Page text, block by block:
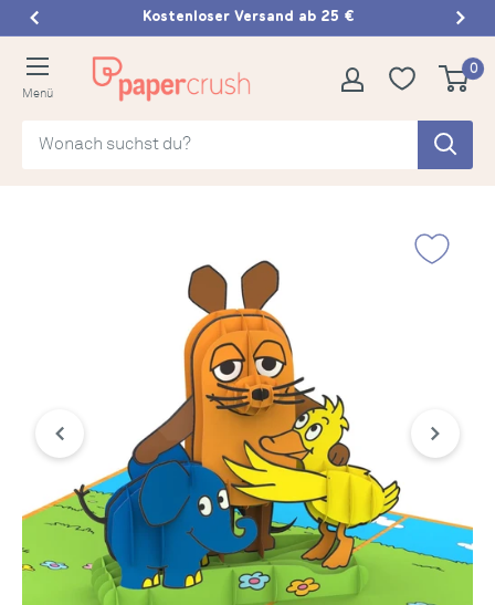
Direkt
Inhalt
Kostenloser Versand ab 25 €
Menü
papercrush 0